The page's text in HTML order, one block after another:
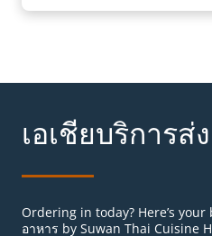
เอเชียบริการส่
Ordering in today? Here’s
อาหาร by Suwan Thai Cuisine